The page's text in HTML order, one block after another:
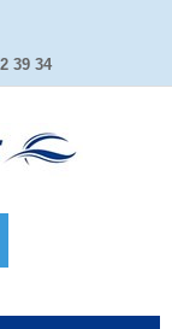
39 34